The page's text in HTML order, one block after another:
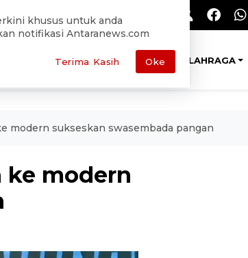
Antara Foto Redaksi
METRO SEPAKBOLA OLAHRAGA
modern sukseskan swasembada pangan
ke modern
khusus untuk anda
notifikasi Antaranews.com
Oke
Terima Kasih